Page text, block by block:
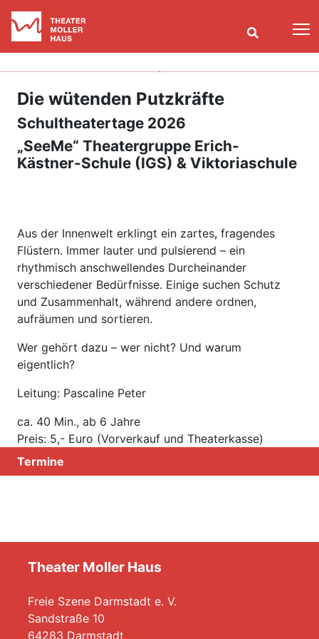
Die wütenden Putzkräfte
Schultheatertage 2026
„SeeMe“ Theatergruppe Erich-
Kästner-Schule (IGS) & Viktoriaschule
Aus der Innenwelt erklingt ein zartes, fragendes
Flüstern. Immer lauter und pulsierend – ein
rhythmisch anschwellendes Durcheinander
verschiedener Bedürfnisse. Einige suchen Schutz
und Zusammenhalt, während andere ordnen,
aufräumen und sortieren.
Wer gehört dazu – wer nicht? Und warum
eigentlich?
Leitung: Pascaline Peter
ca. 40 Min., ab 6 Jahre
Preis: 5,- Euro (Vorverkauf und Theaterkasse)
Termine
Theater Moller Haus
Freie Szene Darmstadt e. V.
Sandstraße 10
64283 Darmstadt